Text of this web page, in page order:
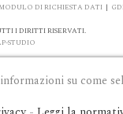
DI RICHIESTA DATI |
I DIRITTI RISERVATI.
STUDIO
su come